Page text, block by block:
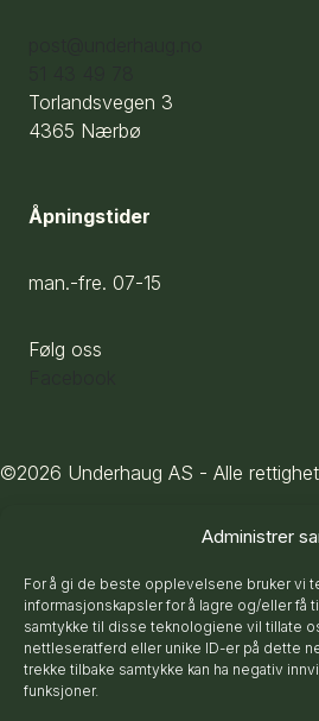
Administrer
For å gi de beste opplevelsene bruker vi
informasjonskapsler for å lagre og/eller få
samtykke til disse teknologiene vil tillate
nettleseratferd eller unike ID-er på dette
trekke tilbake samtykke kan ha negativ
funksjoner.
Torlandsvegen 3
4365 Nærbø
Åpningstider
man.-fre. 07-15
Følg oss
©2026 Underhaug AS - Alle